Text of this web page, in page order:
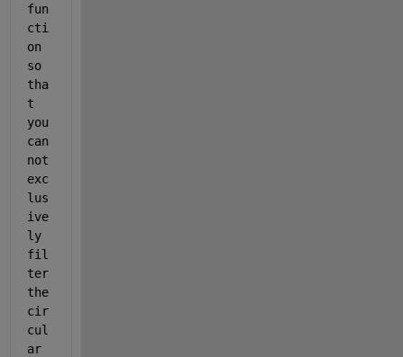
fun
cti
on
so
tha
t
you
can
not
exc
lus
ive
ly
fil
ter
the
cir
cul
ar